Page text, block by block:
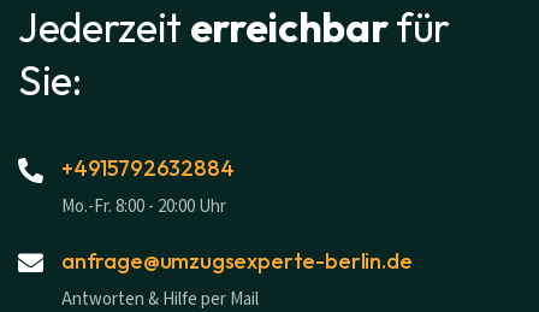
Jederzeit erreichbarfür
Sie:
+4915792632884
Mo.-Fr. 8:00 - 20:00 Uhr
anfrage@umzugsexperte-berlin.de
Antworten & Hilfe per Mail